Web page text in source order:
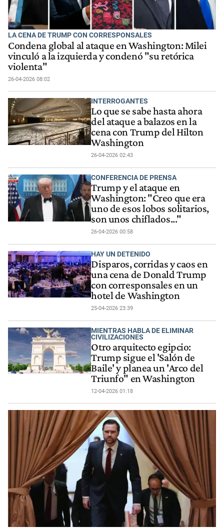
LA CENA DE TRUMP CON CORRESPONSALES
Condena global al ataque en Washington: Milei
vinculó a la izquierda y condenó "su retórica
violenta"
26-04-2026 08:02
INTERROGANTES
Lo que se sabe hasta ahora
del ataque a balazos en la
cena con Trump del Hilton
Washington
26-04-2026 02:43
CONFERENCIA DE PRENSA
Trump y el ataque en
Washington: "Creo que era
uno de esos lobos solitarios,
son unos chiflados..."
26-04-2026 00:58
HAY UN DETENIDO
Disparos, corridas y caos en
una cena de Donald Trump
con corresponsales en un
hotel de Washington
25-04-2026 23:39
MIENTRAS HABLA DE ELIMINAR
CIVILIZACIONES
Otro arquitecto egipcio:
Trump sigue el 'Salón de
Baile' y planea un 'Arco del
Triunfo" en Washington
12-04-2026 01:18